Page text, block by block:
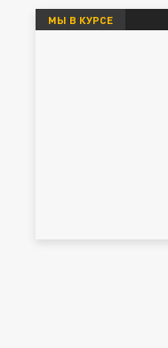
МЫ В КУРСЕ